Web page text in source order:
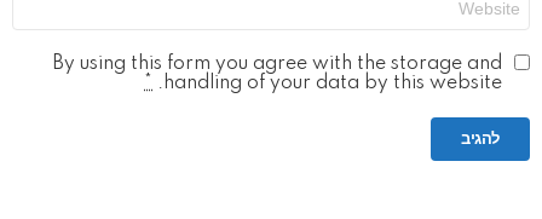
By using this form you agree with the storage and
handling of your data by this website.